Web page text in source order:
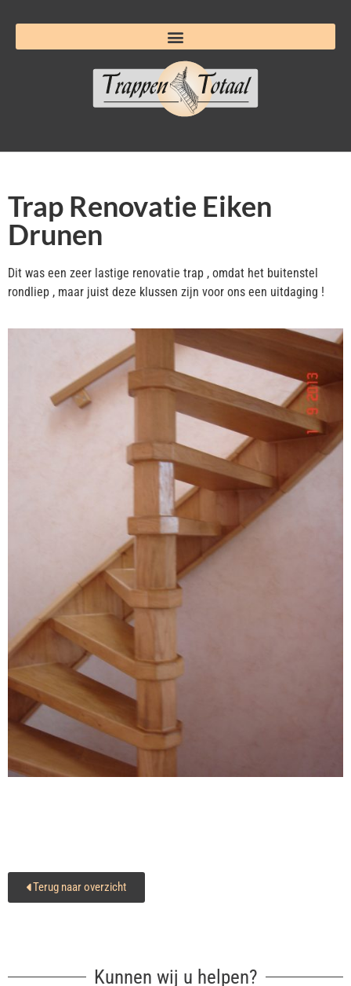
Trap Renovatie Eiken
Drunen
Dit was een zeer lastige renovatie trap , omdat het buitenstel
rondliep , maar juist deze klussen zijn voor ons een uitdaging !
Terug naar overzicht
Kunnen wij u helpen?